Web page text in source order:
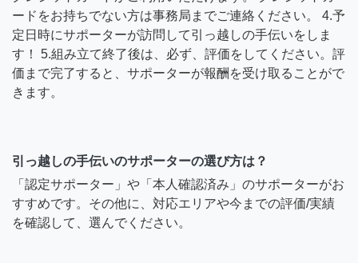
ードをお持ちでない方は事務局までご連絡ください。 4.予
定日時にサポーターが訪問して引っ越しの手伝いをしま
す！ 5.組み立て終了後は、必ず、評価をしてください。評
価まで完了すると、サポーターが報酬を受け取ることがで
きます。
引っ越しの手伝いのサポーターの選び方は？
「認定サポーター」や「本人確認済み」のサポーターがお
すすめです。その他に、対応エリアや今までの評価/実績
を確認して、選んでください。